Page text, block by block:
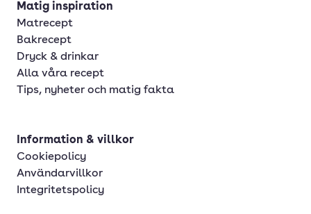
Matig inspiration
Matrecept
Bakrecept
Dryck & drinkar
Alla våra recept
Tips, nyheter och matig fakta
Information & villkor
Cookiepolicy
Användarvillkor
Integritetspolicy